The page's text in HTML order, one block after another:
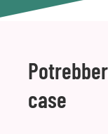
case